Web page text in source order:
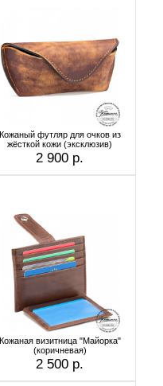
Кожаный футляр для очков из
жёсткой кожи (эксклюзив)
2 900 р.
Кожаная визитница "Майорка"
(коричневая)
2 500 р.